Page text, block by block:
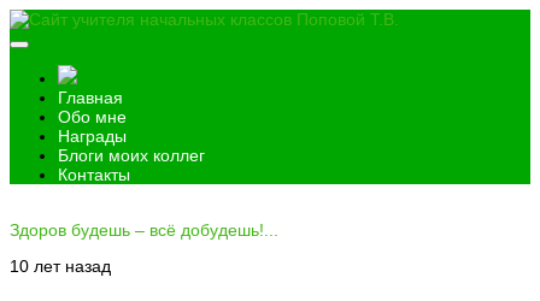
Главная
Обо мне
Награды
Блоги моих коллег
Контакты
Здоров будешь – всё добудешь!...
10 лет назад